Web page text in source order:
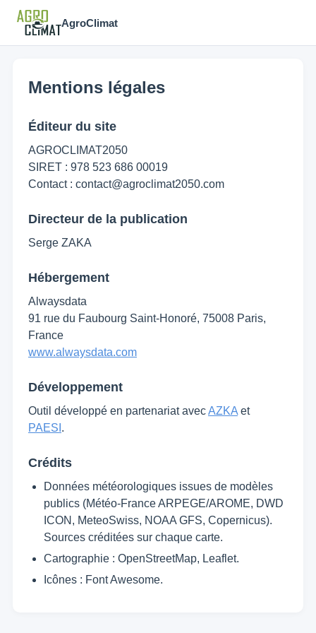
AgroClimat
Mentions légales
Éditeur du site
AGROCLIMAT2050
SIRET : 978 523 686 00019
Contact : contact@agroclimat2050.com
Directeur de la publication
Serge ZAKA
Hébergement
Alwaysdata
91 rue du Faubourg Saint-Honoré, 75008 Paris,
France
www.alwaysdata.com
Développement
Outil développé en partenariat avecAZKA et
PAESI .
Crédits
Données météorologiques issues de modèles
publics (Météo-France ARPEGE/AROME, DWD
ICON, MeteoSwiss, NOAA GFS, Copernicus).
Sources créditées sur chaque carte.
Cartographie : OpenStreetMap, Leaflet.
Icônes : Font Awesome.